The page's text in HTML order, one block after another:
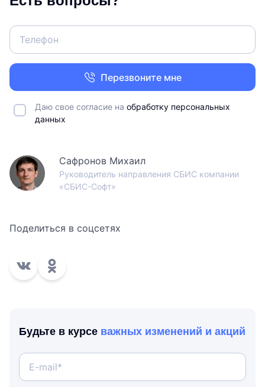
Перезвоните мне
Даю свое согласие на обработку персональных
данных
Сафронов Михаил
Руководитель направления СБИС компании
«СБИС-Софт»
Поделиться в соцсетях
Будьте в курсе важных изменений и акций